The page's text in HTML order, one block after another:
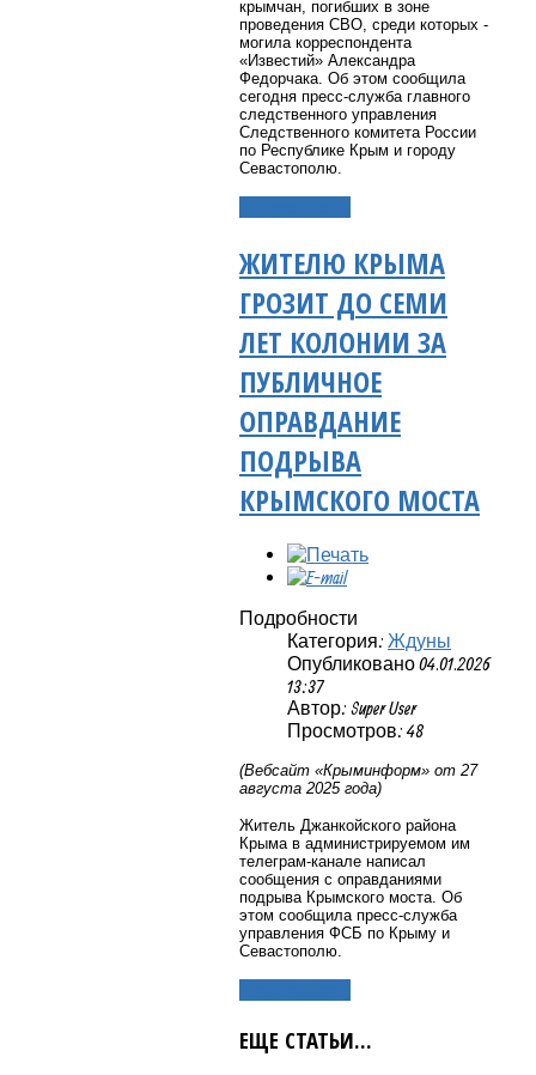
крымчан, погибших в зоне
проведения СВО, среди которых -
могила корреспондента
«Известий» Александра
Федорчака. Об этом сообщила
сегодня пресс-служба главного
следственного управления
Следственного комитета России
по Республике Крым и городу
Севастополю.
ЖИТЕЛЮ КРЫМА
ГРОЗИТ ДО СЕМИ
ЛЕТ КОЛОНИИ ЗА
ПУБЛИЧНОЕ
ОПРАВДАНИЕ
ПОДРЫВА
КРЫМСКОГО МОСТА
Подробности
Категория: Ждуны
Опубликовано 04.01.2026
13:37
Автор: Super User
Просмотров: 48
(Вебсайт «Крыминформ» от 27
августа 2025 года)
Житель Джанкойского района
Крыма в администрируемом им
телеграм-канале написал
сообщения с оправданиями
подрыва Крымского моста. Об
этом сообщила пресс-служба
управления ФСБ по Крыму и
Севастополю.
ЕЩЕ СТАТЬИ...